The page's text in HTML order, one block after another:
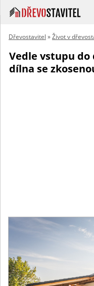
Dřevostavitel »Život v
Vedle vstupu do
dílna se